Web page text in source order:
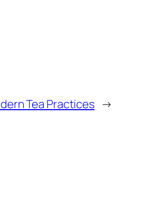
Tea Practices →